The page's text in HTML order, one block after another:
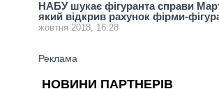
НАБУ шукає фігуранта справи
який відкрив рахунок фірми-
жовтня 2018, 16:28